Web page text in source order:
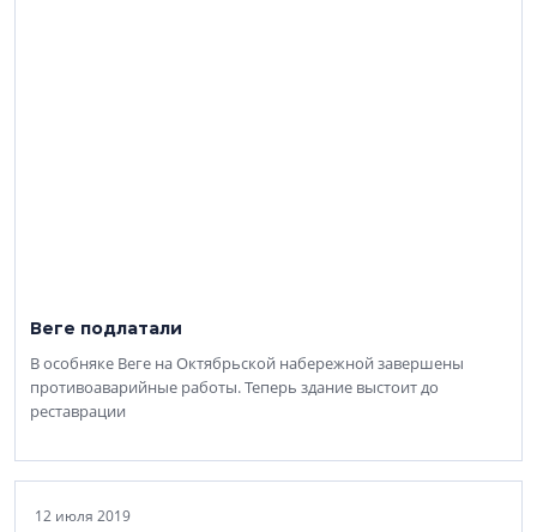
Веге подлатали
В особняке Веге на Октябрьской набережной завершены
противоаварийные работы. Теперь здание выстоит до
реставрации
12 июля 2019